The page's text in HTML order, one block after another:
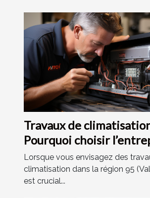
Travaux de
Pourquoi choisir
installation climatisation
Lorsque vous envisagez des
climatisation dans la région 95
est crucial...